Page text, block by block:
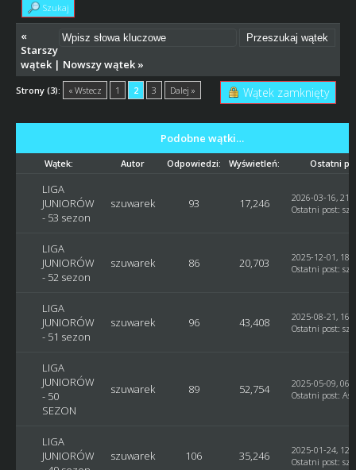
Szukaj
«
Starszy
wątek| Nowszy wątek»
Strony (3): « Wstecz 1 2 3 Dalej » Wątek zamknięty
Podobne wątki…
Wątek: Autor Odpowiedzi: Wyświetleń: Ostatni
LIGA
JUNIORÓW
- 53 sezon
szuwarek 93 17,246
2026-03-16,
Ostatni post:
LIGA
JUNIORÓW
- 52 sezon
szuwarek 86 20,703
2025-12-01,
Ostatni post:
LIGA
JUNIORÓW
- 51 sezon
szuwarek 96 43,408
2025-08-21,
Ostatni post:
LIGA
JUNIORÓW
- 50
SEZON
szuwarek 89 52,754
2025-05-09,
Ostatni post:
LIGA
JUNIORÓW
szuwarek 106 35,246
2025-01-24,
Ostatni post: